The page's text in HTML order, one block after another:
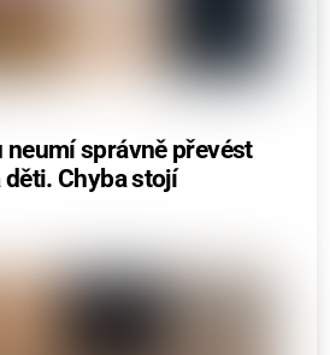
neumí správně převést
Chyba stojí